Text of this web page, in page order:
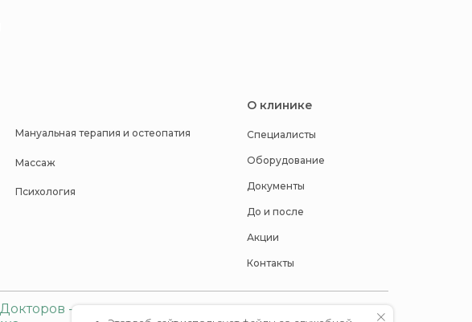
О клинике
Мануальная терапия и остеопатия Специалисты
Оборудование
Документы
Массаж
До и после
Психология
Акции
Контакты